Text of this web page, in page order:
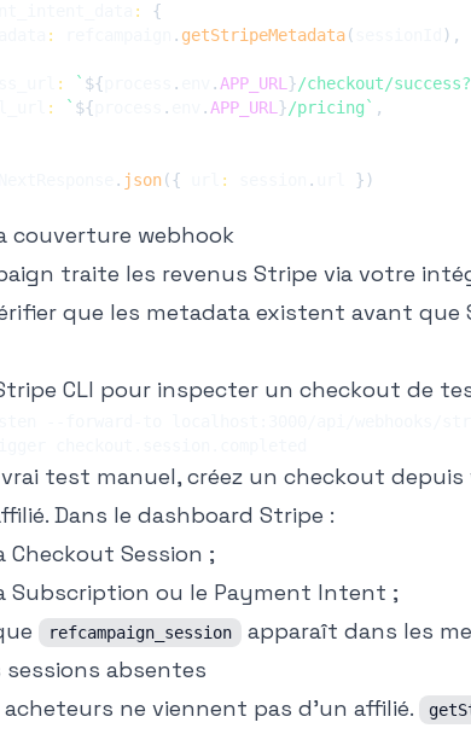
:
{
: . getStripeMetadata( ) ,
: ` ${ . .APP_URL }/checkout/
: ` ${ . .APP_URL }/pricing ` ,
. json({ : . } )
couverture webhook
traite les revenus Stripe via votre
que les metadata existent avant que
CLI pour inspecter un checkout de
test manuel, créez un checkout depuis
Dans le dashboard Stripe :
Checkout Session ;
Subscription ou le Payment Intent ;
refcampaign_session
apparaît dans les
sessions absentes
acheteurs ne viennent pas d'un affilié.